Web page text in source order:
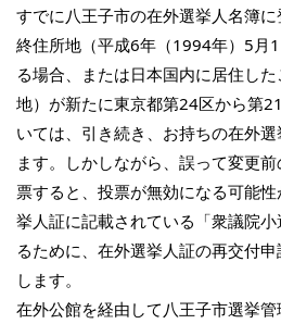
すでに八王子市の在外選挙人名簿
終住所地（平成6年（1994年）5月
る場合、または日本国内に居住し
地）が新たに東京都第24区から第
いては、引き続き、お持ちの在外
ます。しかしながら、誤って変更
票すると、投票が無効になる可能
挙人証に記載されている「衆議院
るために、在外選挙人証の再交付
します。
在外公館を経由して八王子市選挙